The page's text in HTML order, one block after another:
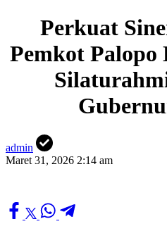
Perkuat
Pemkot
admin
Maret 31, 2026 2:14 am